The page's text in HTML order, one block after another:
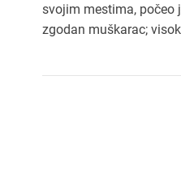
svojim mestima, počeo
zgodan muškarac;